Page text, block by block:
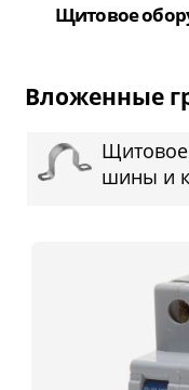
Щитовое
Вложенные
шины и